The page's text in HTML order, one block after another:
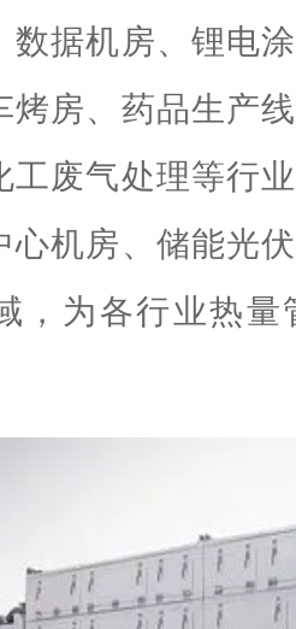
数据机房、锂电
烤房、药品生产
工废气处理等行
心机房、储能光
，为各行业热量